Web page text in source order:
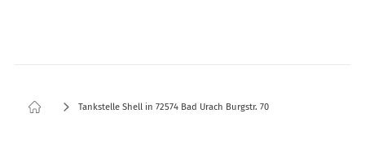
Tankstelle Shell in 72574 Bad Urach Burgstr. 70